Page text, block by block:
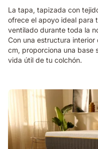
La tapa, tapizada con
ofrece el apoyo ideal para
ventilado durante toda la
Con una estructura
cm, proporciona una base
vida útil de tu colchón.